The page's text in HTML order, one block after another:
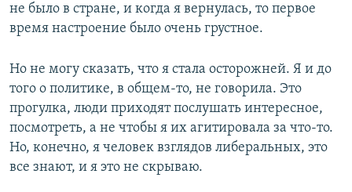
не было в стране, и когда я вернулась, то первое
время настроение было очень грустное.
Но не могу сказать, что я стала осторожней. Я и до
того о политике, в общем-то, не говорила. Это
прогулка, люди приходят послушать интересное,
посмотреть, а не чтобы я их агитировала за что-то.
Но, конечно, я человек взглядов либеральных, это
все знают, и я это не скрываю.